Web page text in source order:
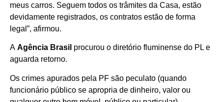
meus carros. Seguem todos os trâmites da Casa, estão
devidamente registrados, os contratos estão de forma
legal”, afirmou.
A Agência Brasil procurou o diretório fluminense do PL e
aguarda retorno.
Os crimes apurados pela PF são peculato (quando
funcionário público se apropria de dinheiro, valor ou